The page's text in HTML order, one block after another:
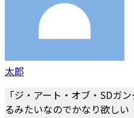
太郎
「ジ・アート・オブ・SDガ
るみたいなのでかなり欲しい